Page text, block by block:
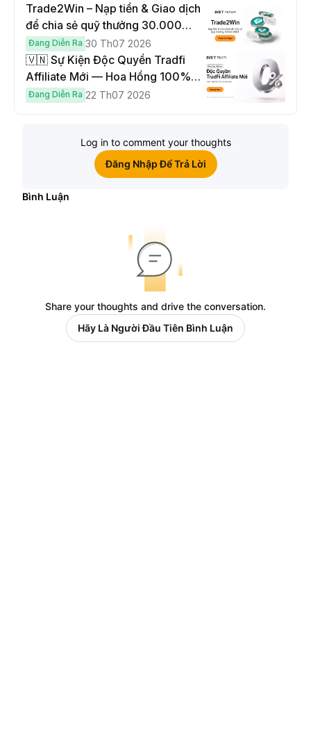
Trade2Win – Nạp tiền & Giao dịch
để chia sẻ quỹ thưởng 30.000
USDT
Đang Diễn Ra 30 Th07 2026
🇻🇳 Sự Kiện Độc Quyền Tradfi
Affiliate Mới — Hoa Hồng 100% &
Hoàn Phí Qua Đêm
Đang Diễn Ra 22 Th07 2026
Log in to comment your thoughts
Đăng Nhập Để Trả Lời
Bình Luận
Share your thoughts and drive the conversation.
Hãy Là Người Đầu Tiên Bình Luận